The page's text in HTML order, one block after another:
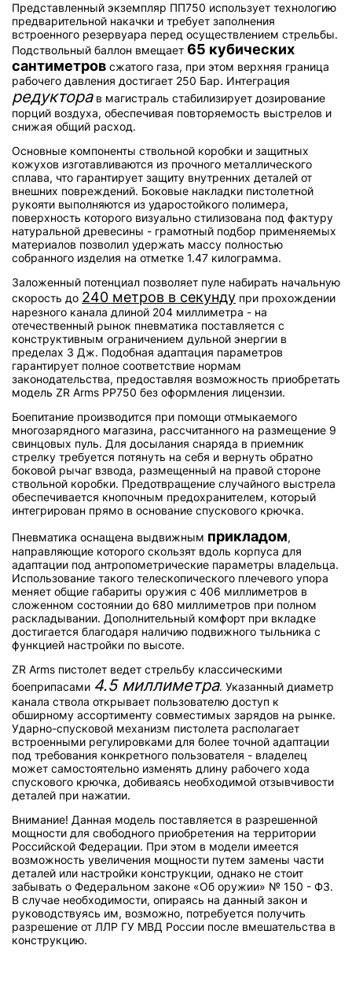
Представленный экземпляр ПП750 использует технологию
предварительной накачки и требует заполнения
встроенного резервуара перед осуществлением стрельбы.
Подствольный баллон вмещает 65 кубических
сантиметров сжатого газа, при этом верхняя граница
рабочего давления достигает 250 Бар. Интеграция
редукторав магистраль стабилизирует дозирование
порций воздуха, обеспечивая повторяемость выстрелов и
снижая общий расход.
Основные компоненты ствольной коробки и защитных
кожухов изготавливаются из прочного металлического
сплава, что гарантирует защиту внутренних деталей от
внешних повреждений. Боковые накладки пистолетной
рукояти выполняются из ударостойкого полимера,
поверхность которого визуально стилизована под фактуру
натуральной древесины - грамотный подбор применяемых
материалов позволил удержать массу полностью
собранного изделия на отметке 1.47 килограмма.
Заложенный потенциал позволяет пуле набирать начальную
скорость до 240 метров в секунду при прохождении
нарезного канала длиной 204 миллиметра - на
отечественный рынок пневматика поставляется с
конструктивным ограничением дульной энергии в
пределах 3 Дж. Подобная адаптация параметров
гарантирует полное соответствие нормам
законодательства, предоставляя возможность приобретать
модель ZR Arms PP750 без оформления лицензии.
Боепитание производится при помощи отмыкаемого
многозарядного магазина, рассчитанного на размещение 9
свинцовых пуль. Для досылания снаряда в приемник
стрелку требуется потянуть на себя и вернуть обратно
боковой рычаг взвода, размещенный на правой стороне
ствольной коробки. Предотвращение случайного выстрела
обеспечивается кнопочным предохранителем, который
интегрирован прямо в основание спускового крючка.
Пневматика оснащена выдвижным прикладом,
направляющие которого скользят вдоль корпуса для
адаптации под антропометрические параметры владельца.
Использование такого телескопического плечевого упора
меняет общие габариты оружия с 406 миллиметров в
сложенном состоянии до 680 миллиметров при полном
раскладывании. Дополнительный комфорт при вкладке
достигается благодаря наличию подвижного тыльника с
функцией настройки по высоте.
ZR Arms пистолет ведет стрельбу классическими
боеприпасами 4.5 миллиметра. Указанный диаметр
канала ствола открывает пользователю доступ к
обширному ассортименту совместимых зарядов на рынке.
Ударно-спусковой механизм пистолета располагает
встроенными регулировками для более точной адаптации
под требования конкретного пользователя - владелец
может самостоятельно изменять длину рабочего хода
спускового крючка, добиваясь необходимой отзывчивости
деталей при нажатии.
Внимание! Данная модель поставляется в разрешенной
мощности для свободного приобретения на территории
Российской Федерации. При этом в модели имеется
возможность увеличения мощности путем замены части
деталей или настройки конструкции, однако не стоит
забывать о Федеральном законе «Об оружии» № 150 - ФЗ.
В случае необходимости, опираясь на данный закон и
руководствуясь им, возможно, потребуется получить
разрешение от ЛЛР ГУ МВД России после вмешательства в
конструкцию.